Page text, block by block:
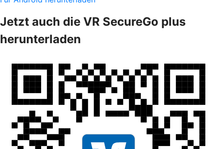
Jetzt auch die VR SecureGo plus
herunterladen